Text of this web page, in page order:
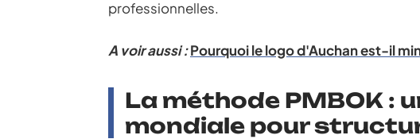
professionnelles.
A voir aussi :Pourquoi le logo d'Auchan est-il
La méthode PMBOK :
mondiale pour